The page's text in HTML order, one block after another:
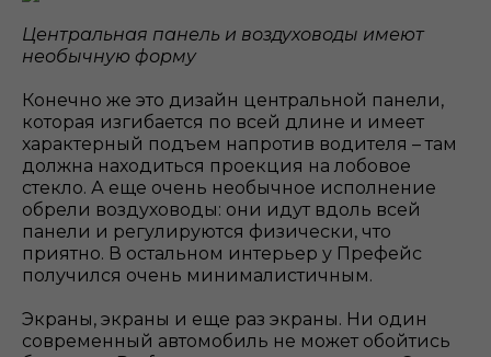
Центральная панель и воздуховоды имеют
необычную форму
Конечно же это дизайн центральной панели,
которая изгибается по всей длине и имеет
характерный подъем напротив водителя – там
должна находиться проекция на лобовое
стекло. А еще очень необычное исполнение
обрели воздуховоды: они идут вдоль всей
панели и регулируются физически, что
приятно. В остальном интерьер у Префейс
получился очень минималистичным.
Экраны, экраны и еще раз экраны. Ни один
современный автомобиль не может обойтись